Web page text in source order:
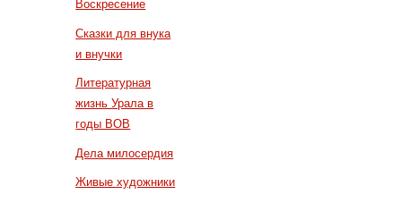
Воскресение
Сказки для внука
и внучки
Литературная
жизнь Урала в
годы ВОВ
Дела милосердия
Живые художники